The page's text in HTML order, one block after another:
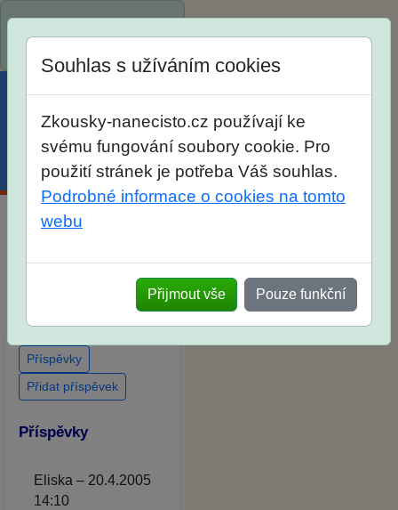
Spustili jsme přihlašování
na školní rok 2026/2027!
Účet Košík
u zkoušek na SŠ? Vaše
ohlasy po skutečných
přijímacích zkouškách
Souhlas s užíváním cookies
Zkousky-nanecisto.cz používají ke
svému fungování soubory cookie. Pro
použití stránek je potřeba Váš souhlas.
Podrobné informace o cookies na tomto
webu
Přijmout vše Pouze funkční
Příspěvky
Přidat příspěvek
Příspěvky
Eliska – 20.4.2005
14:10